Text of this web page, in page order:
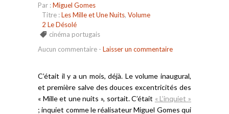
Par :Miguel Gomes
Titre :Les Mille et Une Nuits, Volume
2 Le Désolé
cinéma portugais
Aucun commentaire - Laisser un commentaire
C’était il y a un mois, déjà. Le volume inaugural,
et première salve des douces excentricités des
« Mille et une nuits », sortait. C’était « L’inquiet »
; inquiet comme le réalisateur Miguel Gomes qui